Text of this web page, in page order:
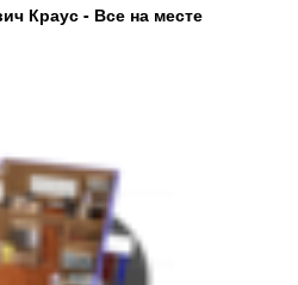
Краус - Все на месте